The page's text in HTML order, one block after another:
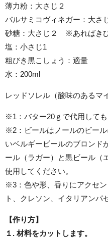
薄力粉：大さじ２
バルサミコヴィネガー：大さ
砂糖：大さじ２ ※あればき
塩：小さじ1
粗びき黒こしょう：適量
水：200ml
レッドソレル（酸味のある
※1：バター20ｇで代用しても
※2：ビールはノールのビー
いベルギービールのブロンド
ール（ラガー）と黒ビール（
使用してください。
※3：色や形、香りにアクセ
ト、クレソン、イタリアンパ
【作り方】
１. 材料をカットします。